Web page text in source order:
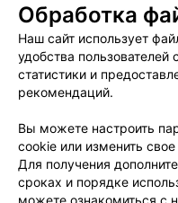
Согласен
обработки
прав
Обработка
Наш сайт использует
удобства пользователей
статистики и
рекомендаций.
Вы можете настроить
cookie или изменить
Для получения
сроках и порядке
можете ознакомиться с